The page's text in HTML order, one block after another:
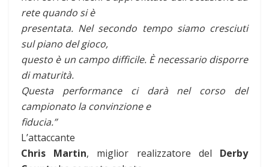
rete quando si è
presentata. Nel secondo tempo siamo cresciuti
sul piano del gioco,
questo è un campo difficile. È necessario disporre
di maturità.
Questa performance ci darà nel corso del
campionato la convinzione e
fiducia.”
L’attaccante
Chris Martin, miglior realizzatore del Derby